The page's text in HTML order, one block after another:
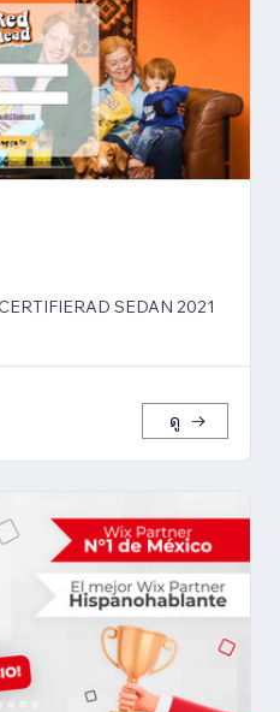
SEDAN 2021
ดู